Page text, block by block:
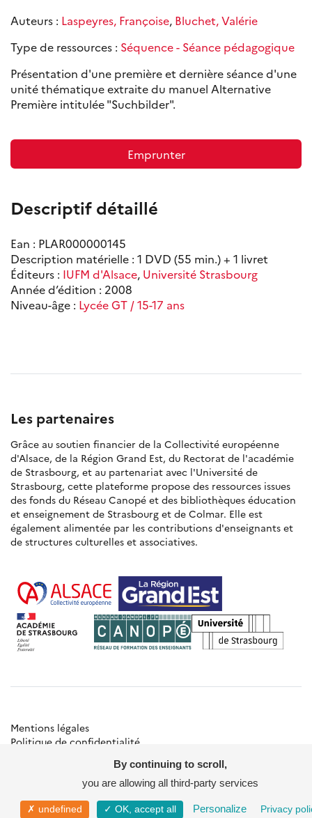
Auteurs : Laspeyres, Françoise, Bluchet, Valérie
Type de ressources : Séquence - Séance pédagogique
Présentation d'une première et dernière séance d'une
unité thématique extraite du manuel Alternative
Première intitulée "Suchbilder".
Emprunter
Descriptif détaillé
Ean : PLAR000000145
Description matérielle : 1 DVD (55 min.) + 1 livret
Éditeurs : IUFM d'Alsace, Université Strasbourg
Année d’édition : 2008
Niveau-âge : Lycée GT / 15-17 ans
Les partenaires
Grâce au soutien financier de la Collectivité européenne
d'Alsace, de la Région Grand Est, du Rectorat de l'académie
de Strasbourg, et au partenariat avec l'Université de
Strasbourg, cette plateforme propose des ressources issues
des fonds du Réseau Canopé et des bibliothèques éducation
et enseignement de Strasbourg et de Colmar. Elle est
également alimentée par les contributions d'enseignants et
de structures culturelles et associatives.
Mentions légales
Politique de confidentialité
By continuing to scroll,
you are allowing all third-party services
✗ undefined ✓ OK, accept all Personalize Privacy